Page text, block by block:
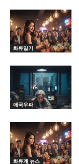
화류일기
애국우파
화류계 뉴스